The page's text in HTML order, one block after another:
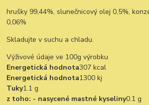
hrušky 99,44%, slunečnicový olej 0,5%,
0,06%
Skladujte v suchu a chladu.
Výživové údaje ve 100g výrobku
Energetická hodnota307 kcal
Energetická hodnota1300 kj
Tuky1.1 g
z toho: - nasycené mastné kyseliny0.1 g